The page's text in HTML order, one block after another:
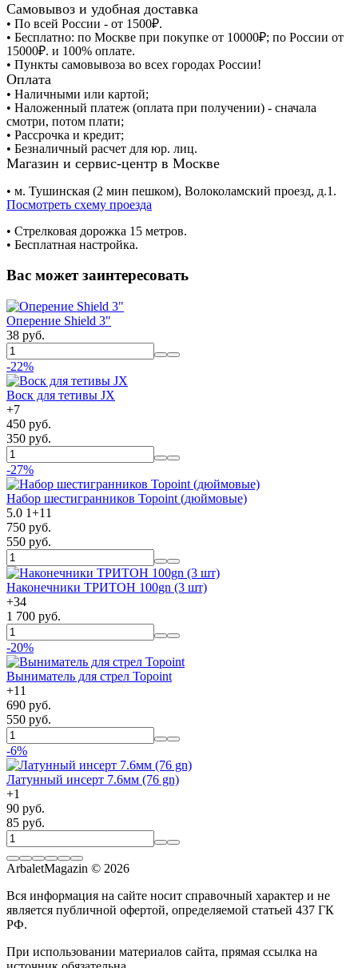
Самовывоз и удобная доставка
• По всей России - от 1500₽.
• Бесплатно: по Москве при покупке от 10000₽; по России от
15000₽. и 100% оплате.
• Пункты самовывоза во всех городах России!
Оплата
• Наличными или картой;
• Наложенный платеж (оплата при получении) - сначала
смотри, потом плати;
• Рассрочка и кредит;
• Безналичный расчет для юр. лиц.
Магазин и сервис-центр в Москве
• м. Тушинская (2 мин пешком), Волоколамский проезд, д.1.
Посмотреть схему проезда
• Cтрелковая дорожка 15 метров.
• Бесплатная настройка.
Вас может заинтересовать
Оперение Shield 3"
38 руб.
-22%
Воск для тетивы JX
+7
450 руб.
350 руб.
-27%
Набор шестигранников Topoint (дюймовые)
5.0 1+11
750 руб.
550 руб.
Наконечники ТРИТОН 100gn (3 шт)
+34
1 700 руб.
-20%
Выниматель для стрел Topoint
+11
690 руб.
550 руб.
-6%
Латунный инсерт 7.6мм (76 gn)
+1
90 руб.
85 руб.
ArbaletMagazin © 2026
Вся информация на сайте носит справочный характер и не
является публичной офертой, определяемой статьей 437 ГК
РФ.
При использовании материалов сайта, прямая ссылка на